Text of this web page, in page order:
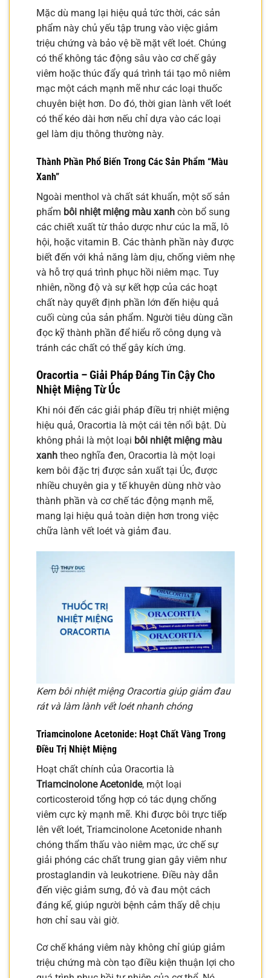
Mặc dù mang lại hiệu quả tức thời, các sản
phẩm này chủ yếu tập trung vào việc giảm
triệu chứng và bảo vệ bề mặt vết loét. Chúng
có thể không tác động sâu vào cơ chế gây
viêm hoặc thúc đẩy quá trình tái tạo mô niêm
mạc một cách mạnh mẽ như các loại thuốc
chuyên biệt hơn. Do đó, thời gian lành vết loét
có thể kéo dài hơn nếu chỉ dựa vào các loại
gel làm dịu thông thường này.
Thành Phần Phổ Biến Trong Các Sản Phẩm “Màu
Xanh”
Ngoài menthol và chất sát khuẩn, một số sản
phẩm bôi nhiệt miệng màu xanh còn bổ sung
các chiết xuất từ thảo dược như cúc la mã, lô
hội, hoặc vitamin B. Các thành phần này được
biết đến với khả năng làm dịu, chống viêm nhẹ
và hỗ trợ quá trình phục hồi niêm mạc. Tuy
nhiên, nồng độ và sự kết hợp của các hoạt
chất này quyết định phần lớn đến hiệu quả
cuối cùng của sản phẩm. Người tiêu dùng cần
đọc kỹ thành phần để hiểu rõ công dụng và
tránh các chất có thể gây kích ứng.
Oracortia – Giải Pháp Đáng Tin Cậy Cho
Nhiệt Miệng Từ Úc
Khi nói đến các giải pháp điều trị nhiệt miệng
hiệu quả, Oracortia là một cái tên nổi bật. Dù
không phải là một loại bôi nhiệt miệng màu
xanh theo nghĩa đen, Oracortia là một loại
kem bôi đặc trị được sản xuất tại Úc, được
nhiều chuyên gia y tế khuyên dùng nhờ vào
thành phần và cơ chế tác động mạnh mẽ,
mang lại hiệu quả toàn diện hơn trong việc
chữa lành vết loét và giảm đau.
Kem bôi nhiệt miệng Oracortia giúp giảm đau
rát và làm lành vết loét nhanh chóng
Triamcinolone Acetonide: Hoạt Chất Vàng Trong
Điều Trị Nhiệt Miệng
Hoạt chất chính của Oracortia là
Triamcinolone Acetonide, một loại
corticosteroid tổng hợp có tác dụng chống
viêm cực kỳ mạnh mẽ. Khi được bôi trực tiếp
lên vết loét, Triamcinolone Acetonide nhanh
chóng thẩm thấu vào niêm mạc, ức chế sự
giải phóng các chất trung gian gây viêm như
prostaglandin và leukotriene. Điều này dẫn
đến việc giảm sưng, đỏ và đau một cách
đáng kể, giúp người bệnh cảm thấy dễ chịu
hơn chỉ sau vài giờ.
Cơ chế kháng viêm này không chỉ giúp giảm
triệu chứng mà còn tạo điều kiện thuận lợi cho